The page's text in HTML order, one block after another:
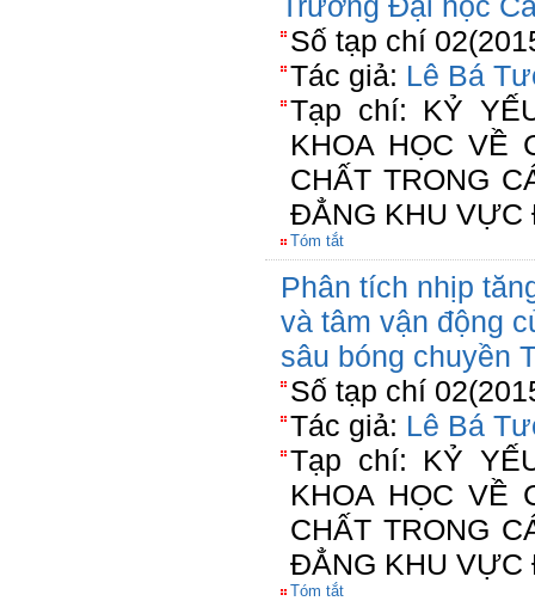
Số tạp chí
Tác giả: Lê Bá
Tạp chí: KỶ
KHOA HỌC VỀ
CHẤT TRONG
ĐẲNG KHU VỰC
Tóm tắt
Phân tích nhịp
và tâm vận động
sâu bóng chuyền
Số tạp chí
Tác giả: Lê Bá
Tạp chí: KỶ
KHOA HỌC VỀ
CHẤT TRONG
ĐẲNG KHU VỰC
Tóm tắt